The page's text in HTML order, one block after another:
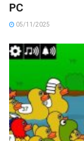
PC
05/11/2025